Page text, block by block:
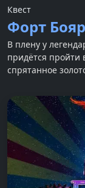
Квест
Форт
В плену у
придётся пройти
спрятанное